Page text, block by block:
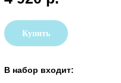
Купить
В набор входит: